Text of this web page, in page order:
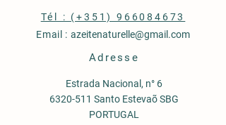
‭Tél : (+351) 966084673
Email : azeitenaturelle@gmail.com
Adresse
Estrada Nacional, n° 6
6320-511 Santo Estevaõ SBG
PORTUGAL